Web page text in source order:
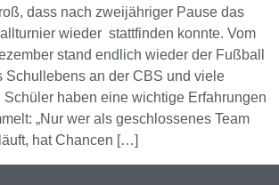
dass nach zweijähriger Pause das
wieder stattfinden konnte. Vom
stand endlich wieder der Fußball
Schullebens an der CBS und viele
haben eine wichtige Erfahrungen
„Nur wer als geschlossenes Team
hat Chancen […]